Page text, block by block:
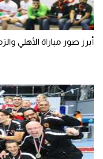
أبرز صور مباراة الأهلي